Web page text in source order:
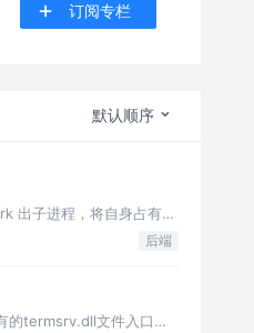
订阅专栏
默认顺序
出子进程，将自身占有的
后端
的termsrv.dll文件入口重